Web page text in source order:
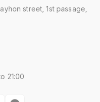
street, 1st passage,
21:00